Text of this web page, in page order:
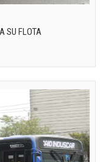
SU FLOTA